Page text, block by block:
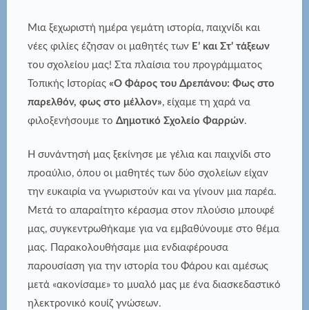
Μια ξεχωριστή ημέρα γεμάτη ιστορία, παιχνίδι και
νέες φιλίες έζησαν οι μαθητές των Ε’ και Στ’ τάξεων
του σχολείου μας! Στα πλαίσια του προγράμματος
Τοπικής Ιστορίας «Ο Φάρος του Δρεπάνου: Φως στο
παρελθόν, φως στο μέλλον», είχαμε τη χαρά να
φιλοξενήσουμε το Δημοτικό Σχολείο Φαρρών.
Η συνάντησή μας ξεκίνησε με γέλια και παιχνίδι στο
προαύλιο, όπου οι μαθητές των δύο σχολείων είχαν
την ευκαιρία να γνωριστούν και να γίνουν μια παρέα.
Μετά το απαραίτητο κέρασμα στον πλούσιο μπουφέ
μας, συγκεντρωθήκαμε για να εμβαθύνουμε στο θέμα
μας. Παρακολουθήσαμε μια ενδιαφέρουσα
παρουσίαση για την ιστορία του Φάρου και αμέσως
μετά «ακονίσαμε» το μυαλό μας με ένα διασκεδαστικό
ηλεκτρονικό κουίζ γνώσεων.